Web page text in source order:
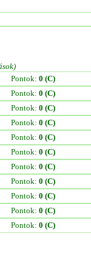
Pontok: 0 (C)
Pontok: 0 (C)
Pontok: 0 (C)
Pontok: 0 (C)
Pontok: 0 (C)
Pontok: 0 (C)
Pontok: 0 (C)
Pontok: 0 (C)
Pontok: 0 (C)
Pontok: 0 (C)
Pontok: 0 (C)